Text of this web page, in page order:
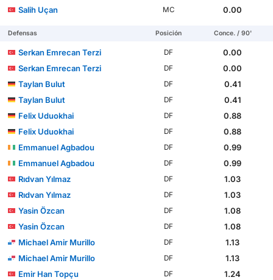
Salih Uçan
MC 0.00
Defensas Posición Conce. / 90'
Serkan Emrecan Terzi DF
0.00
Serkan Emrecan Terzi
DF
0.00
Taylan Bulut
DF
0.41
Taylan Bulut
DF
0.41
Felix Uduokhai
DF
0.88
Felix Uduokhai
DF
0.88
Emmanuel Agbadou
DF
0.99
Emmanuel Agbadou
DF
0.99
Rıdvan Yılmaz
DF
1.03
Rıdvan Yılmaz
DF
1.03
Yasin Özcan
DF
1.08
Yasin Özcan
DF
1.08
Michael Amir Murillo
DF
1.13
Michael Amir Murillo
DF
1.13
Emir Han Topçu
DF
1.24